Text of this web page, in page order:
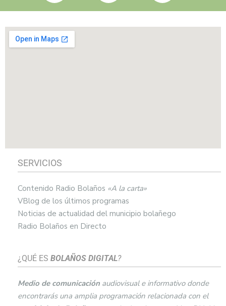
SERVICIOS
Contenido Radio Bolaños «A la carta»
VBlog de los últimos programas
Noticias de actualidad del municipio bolañego
Radio Bolaños en Directo
¿QUÉ ES BOLAÑOS DIGITAL?
Medio de comunicación audiovisual e informativo donde
encontrarás una amplia programación relacionada con el